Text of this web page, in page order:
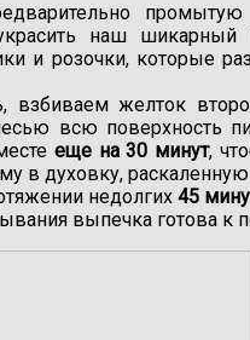
промытую
наш шикарный
и розочки, которые
желток
всю поверхность
еще на 30 минут,
в духовку,
недолгих45
выпечка готова к